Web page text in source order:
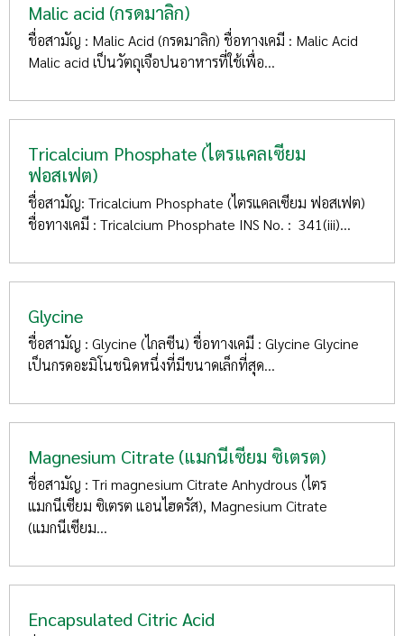
Malic acid (กรดมาลิก)
ชื่อสามัญ : Malic Acid (กรดมาลิก) ชื่อทางเคมี : Malic Acid
Malic acid เป็นวัตถุเจือปนอาหารที่ใช้เพื่อ...
Tricalcium Phosphate (ไตรแคลเซียม
ฟอสเฟต)
ชื่อสามัญ: Tricalcium Phosphate (ไตรแคลเซียม ฟอสเฟต)
ชื่อทางเคมี : Tricalcium Phosphate INS No. : 341(iii)...
Glycine
ชื่อสามัญ : Glycine (ไกลซีน) ชื่อทางเคมี : Glycine Glycine
เป็นกรดอะมิโนชนิดหนึ่งที่มีขนาดเล็กที่สุด...
Magnesium Citrate (แมกนีเซียม ซิเตรต)
ชื่อสามัญ : Tri magnesium Citrate Anhydrous (ไตร
แมกนีเซียม ซิเตรต แอนไฮดรัส), Magnesium Citrate
(แมกนีเซียม...
Encapsulated Citric Acid